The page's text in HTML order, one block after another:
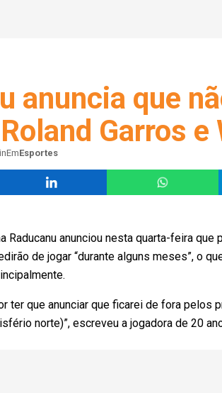
anuncia que
Garros e
EmEsportes
Raducanu anunciou nesta quarta-feira
de jogar “durante alguns meses”, o
ter que anunciar que ficarei de fora
norte)”, escreveu a jogadora de 20